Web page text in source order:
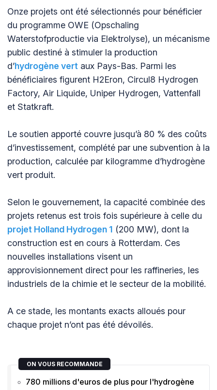
Onze projets ont été sélectionnés pour bénéficier
du programme OWE (Opschaling
Waterstofproductie via Elektrolyse), un mécanisme
public destiné à stimuler la production
d’hydrogène vert aux Pays-Bas. Parmi les
bénéficiaires figurent H2Eron, Circul8 Hydrogen
Factory, Air Liquide, Uniper Hydrogen, Vattenfall
et Statkraft.
Le soutien apporté couvre jusqu’à 80 % des coûts
d’investissement, complété par une subvention à la
production, calculée par kilogramme d’hydrogène
vert produit.
Selon le gouvernement, la capacité combinée des
projets retenus est trois fois supérieure à celle du
projet Holland Hydrogen 1 (200 MW), dont la
construction est en cours à Rotterdam. Ces
nouvelles installations visent un
approvisionnement direct pour les raffineries, les
industriels de la chimie et le secteur de la mobilité.
A ce stade, les montants exacts alloués pour
chaque projet n’ont pas été dévoilés.
ON VOUS RECOMMANDE
780 millions d'euros de plus pour l'hydrogène